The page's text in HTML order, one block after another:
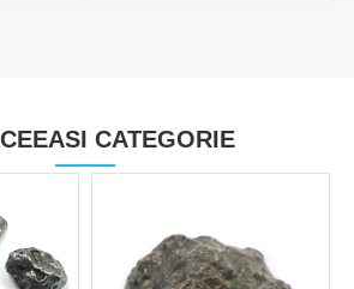
CATEGORIE